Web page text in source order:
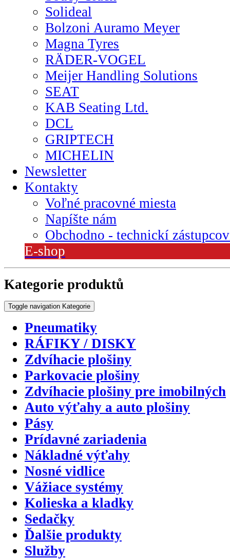
Solideal
Bolzoni Auramo Meyer
Magna Tyres
RÄDER-VOGEL
Meijer Handling Solutions
SEAT
KAB Seating Ltd.
DCL
GRIPTECH
MICHELIN
Newsletter
Kontakty
Voľné pracovné miesta
Napíšte nám
Obchodno - technickí
E-shop
Kategorie produktů
Toggle navigation Kategorie
Pneumatiky
RÁFIKY / DISKY
Zdvíhacie plošiny
Parkovacie plošiny
Zdvíhacie plošiny pre imobilných
Auto výťahy a auto plošiny
Pásy
Prídavné zariadenia
Nákladné výťahy
Nosné vidlice
Vážiace systémy
Kolieska a kladky
Sedačky
Ďalšie produkty
Služby